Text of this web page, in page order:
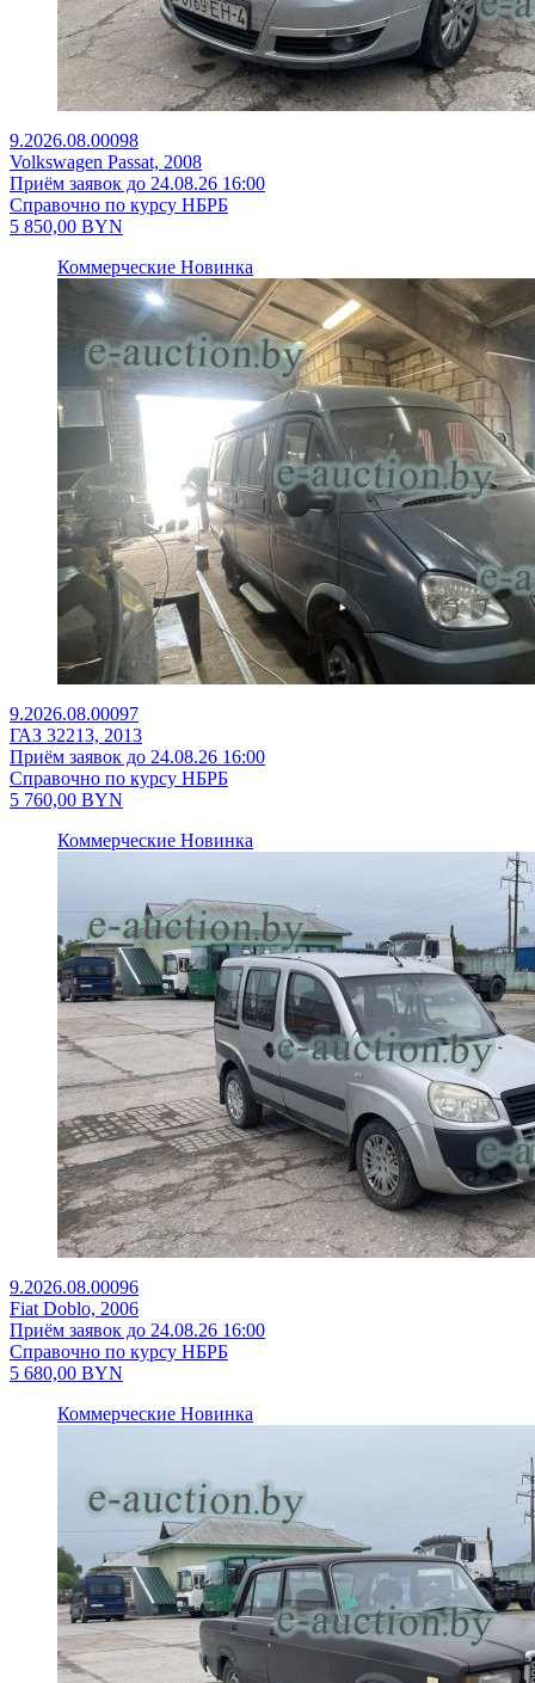
9.2026.08.00098
Volkswagen Passat, 2008
Приём заявок до 24.08.26 16:00
Справочно по курсу НБРБ
5 850,00 BYN
Коммерческие Новинка
9.2026.08.00097
ГАЗ 32213, 2013
Приём заявок до 24.08.26 16:00
Справочно по курсу НБРБ
5 760,00 BYN
Коммерческие Новинка
9.2026.08.00096
Fiat Doblo, 2006
Приём заявок до 24.08.26 16:00
Справочно по курсу НБРБ
5 680,00 BYN
Коммерческие Новинка